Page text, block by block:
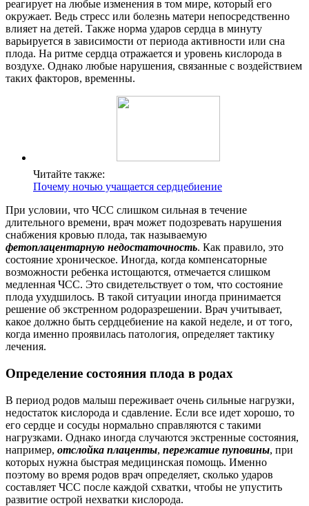
реагирует на любые изменения в том мире, который его
окружает. Ведь стресс или болезнь матери непосредственно
влияет на детей. Также норма ударов сердца в минуту
варьируется в зависимости от периода активности или сна
плода. На ритме сердца отражается и уровень кислорода в
воздухе. Однако любые нарушения, связанные с воздействием
таких факторов, временны.
Читайте также:
Почему ночью учащается сердцебиение
При условии, что ЧСС слишком сильная в течение
длительного времени, врач может подозревать нарушения
снабжения кровью плода, так называемую
фетоплацентарную недостаточность. Как правило, это
состояние хроническое. Иногда, когда компенсаторные
возможности ребенка истощаются, отмечается слишком
медленная ЧСС. Это свидетельствует о том, что состояние
плода ухудшилось. В такой ситуации иногда принимается
решение об экстренном родоразрешении. Врач учитывает,
какое должно быть сердцебиение на какой неделе, и от того,
когда именно проявилась патология, определяет тактику
лечения.
Определение состояния плода в родах
В период родов малыш переживает очень сильные нагрузки,
недостаток кислорода и сдавление. Если все идет хорошо, то
его сердце и сосуды нормально справляются с такими
нагрузками. Однако иногда случаются экстренные состояния,
например, отслойка плаценты, пережатие пуповины, при
которых нужна быстрая медицинская помощь. Именно
поэтому во время родов врач определяет, сколько ударов
составляет ЧСС после каждой схватки, чтобы не упустить
развитие острой нехватки кислорода.